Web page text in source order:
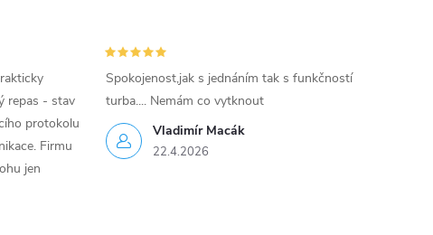
repas - stav
protokolu
Firmu
jen
Vladimír Macák
22.4.2026
Spokojenost,jak s jednáním tak s funkčností
turba.... Nemám co vytknout